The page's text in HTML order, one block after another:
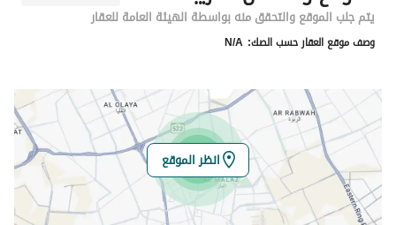
رقم المبنى
7297
الرقم الاضافي
خط العرض
24.57288487166909
خط الطول
46.82212325010006
تفاصيل العقار
يتم جلب الموقع والتحقق منه بواسطة الهيئة العامة للعقار
وصف موقع العقار حسب الصك: N/A
انظر الموقع